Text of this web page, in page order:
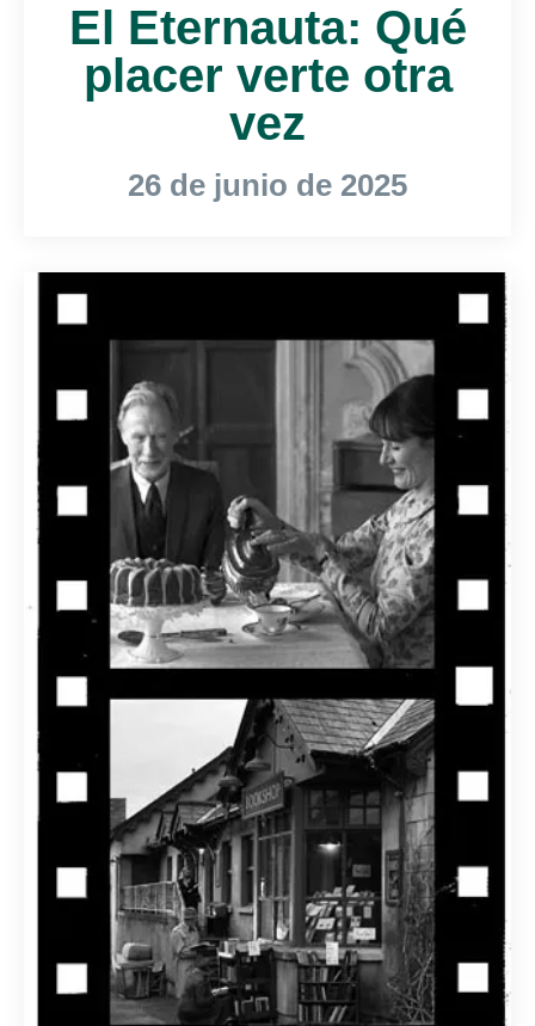
El Eternauta: Qué
placer verte otra
vez
26 de junio de 2025